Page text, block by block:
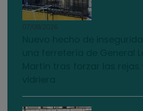
07/08/2026